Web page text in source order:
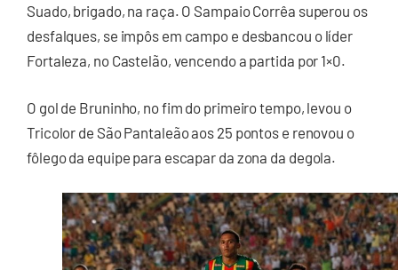
Suado, brigado, na raça. O Sampaio Corrêa superou os
desfalques, se impôs em campo e desbancou o líder
Fortaleza, no Castelão, vencendo a partida por 1×0.
O gol de Bruninho, no fim do primeiro tempo, levou o
Tricolor de São Pantaleão aos 25 pontos e renovou o
fôlego da equipe para escapar da zona da degola.